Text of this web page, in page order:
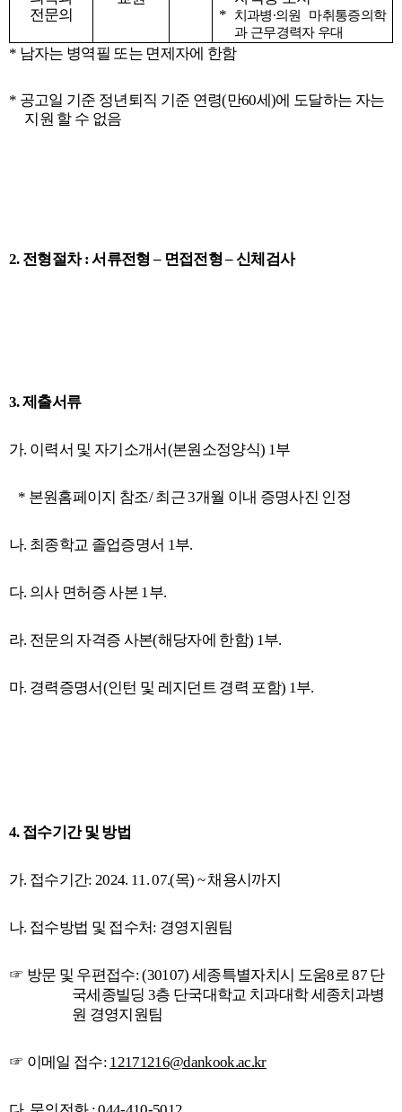
전문의
*
치과병∙의원 마취통증의학
과 근무경력자 우대
* 남자는 병역필 또는 면제자에 한함
* 공고일 기준 정년퇴직 기준 연령(만60세)에 도달하는 자는
지원 할 수 없음
2. 전형절차:서류전형– 면접전형–신체검사
3.제출서류
가. 이력서 및 자기소개서(본원소정양식) 1부
* 본원홈페이지 참조/최근3개월 이내 증명사진 인정
나. 최종학교 졸업증명서 1부.
다. 의사 면허증 사본 1부.
라. 전문의 자격증 사본(해당자에 한함) 1부.
마. 경력증명서(인턴 및 레지던트 경력 포함) 1부.
4. 접수기간 및 방법
가. 접수기간: 2024. 11. 07.(목) ~채용시까지
나. 접수방법 및 접수처: 경영지원팀
☞ 방문 및 우편접수: (30107)세종특별자치시 도움8로87 단
국세종빌딩3층 단국대학교 치과대학 세종치과병
원 경영지원팀
☞ 이메일 접수: 12171216@dankook.ac.kr